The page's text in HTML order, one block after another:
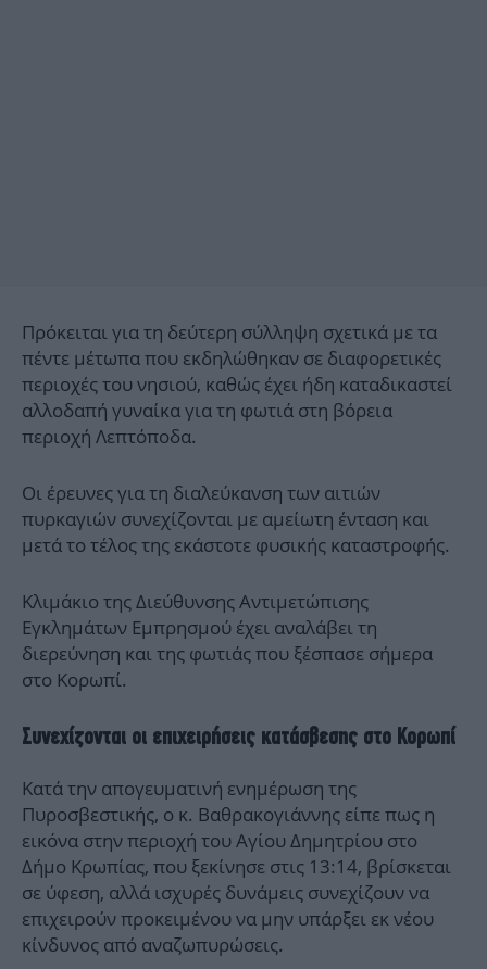
Πρόκειται για τη δεύτερη σύλληψη σχετικά με τα
πέντε μέτωπα που εκδηλώθηκαν σε διαφορετικές
περιοχές του νησιού, καθώς έχει ήδη καταδικαστεί
αλλοδαπή γυναίκα για τη φωτιά στη βόρεια
περιοχή Λεπτόποδα.
Οι έρευνες για τη διαλεύκανση των αιτιών
πυρκαγιών συνεχίζονται με αμείωτη ένταση και
μετά το τέλος της εκάστοτε φυσικής καταστροφής.
Κλιμάκιο της Διεύθυνσης Αντιμετώπισης
Εγκλημάτων Εμπρησμού έχει αναλάβει τη
διερεύνηση και της φωτιάς που ξέσπασε σήμερα
στο Κορωπί.
Συνεχίζονται οι επιχειρήσεις κατάσβεσης στο Κορωπί
Κατά την απογευματινή ενημέρωση της
Πυροσβεστικής, ο κ. Βαθρακογιάννης είπε πως η
εικόνα στην περιοχή του Αγίου Δημητρίου στο
Δήμο Κρωπίας, που ξεκίνησε στις 13:14, βρίσκεται
σε ύφεση, αλλά ισχυρές δυνάμεις συνεχίζουν να
επιχειρούν προκειμένου να μην υπάρξει εκ νέου
κίνδυνος από αναζωπυρώσεις.